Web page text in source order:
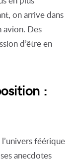
on arrive dans
avion. Des
d’être en
:
féérique
anecdotes